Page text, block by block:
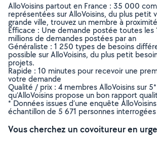
AlloVoisins partout en France : 35 000
représentées sur AlloVoisins, du plus petit
grande ville, trouvez un membre à
Efficace : Une demande postée toutes les
millions de demandes postées par an
Généraliste : 1 250 types de besoins
possible sur AlloVoisins, du plus petit
projets.
Rapide : 10 minutes pour recevoir une
votre demande
Qualité / prix : 4 membres AlloVoisins sur
qu’AlloVoisins propose un bon rapport
* Données issues d’une enquête
échantillon de 5 671 personnes
Vous cherchez un covoitureur en